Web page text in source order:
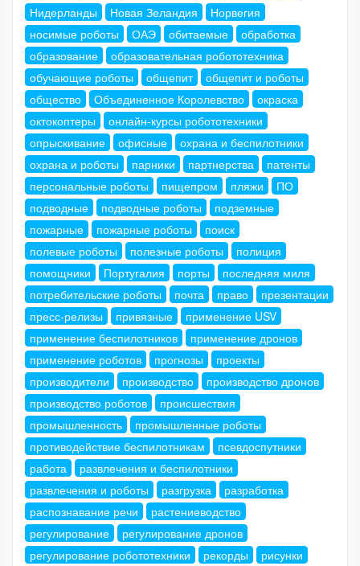
Нидерланды
Новая Зеландия
Норвегия
носимые роботы
ОАЭ обитаемые
обработка
образование
образовательная робототехника
обучающие роботы
общепит
общепит и роботы
общество
Объединенное Королевство
окраска
октокоптеры
онлайн-курсы робототехники
опрыскивание
офисные
охрана и беспилотники
охрана и роботы
парники партнерства
патенты
персональные роботы
пищепром пляжи
ПО
подводные
подводные роботы
подземные
пожарные
пожарные роботы
поиск
полевые роботы
полезные роботы
полиция
помощники
Португалия порты
последняя миля
потребительские роботы
почта право
презентации
пресс-релизы
привязные
применение USV
применение беспилотников
применение дронов
применение роботов
прогнозы
проекты
производители
производство
производство дронов
производство роботов
происшествия
промышленность
промышленные роботы
противодействие беспилотникам
псевдоспутники
работа
развлечения и беспилотники
развлечения и роботы
разгрузка
разработка
распознавание речи
растениеводство
регулирование
регулирование дронов
регулирование робототехники
рекорды
рисунки